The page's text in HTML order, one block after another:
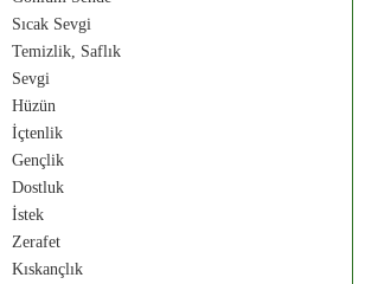
Sıcak Sevgi
Temizlik, Saflık
Sevgi
Hüzün
İçtenlik
Gençlik
Dostluk
İstek
Zerafet
Kıskançlık